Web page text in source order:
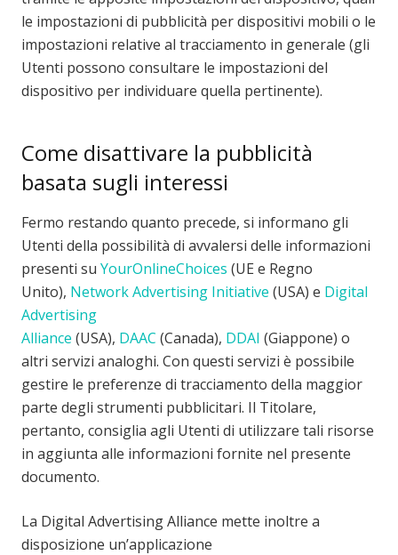
le impostazioni di pubblicità per dispositivi mobili o le
impostazioni relative al tracciamento in generale (gli
Utenti possono consultare le impostazioni del
dispositivo per individuare quella pertinente).
Come disattivare la pubblicità
basata sugli interessi
Fermo restando quanto precede, si informano gli
Utenti della possibilità di avvalersi delle informazioni
presenti su YourOnlineChoices (UE e Regno
Unito), Network Advertising Initiative (USA) e Digital
Advertising
Alliance (USA), DAAC (Canada), DDAI (Giappone) o
altri servizi analoghi. Con questi servizi è possibile
gestire le preferenze di tracciamento della maggior
parte degli strumenti pubblicitari. Il Titolare,
pertanto, consiglia agli Utenti di utilizzare tali risorse
in aggiunta alle informazioni fornite nel presente
documento.
La Digital Advertising Alliance mette inoltre a
disposizione un’applicazione